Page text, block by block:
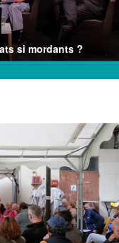
si mordants ?